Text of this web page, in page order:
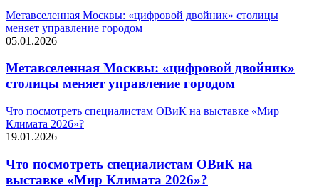
Метавселенная Москвы: «цифровой двойник» столицы
меняет управление городом
05.01.2026
Метавселенная Москвы: «цифровой двойник»
столицы меняет управление городом
Что посмотреть специалистам ОВиК на выставке «Мир
Климата 2026»?
19.01.2026
Что посмотреть специалистам ОВиК на
выставке «Мир Климата 2026»?